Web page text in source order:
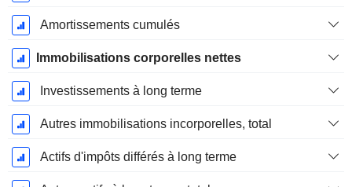
Amortissements cumulés
Immobilisations corporelles nettes
Investissements à long terme
Autres immobilisations incorporelles, total
Actifs d'impôts différés à long terme